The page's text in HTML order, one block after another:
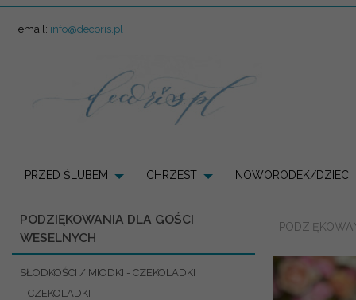
email: info@decoris.pl
PRZED ŚLUBEM CHRZEST NOWORODEK/DZIECI
PODZIĘKOWANIA DLA GOŚCI
WESELNYCH
SŁODKOŚCI / MIODKI - CZEKOLADKI
CZEKOLADKI